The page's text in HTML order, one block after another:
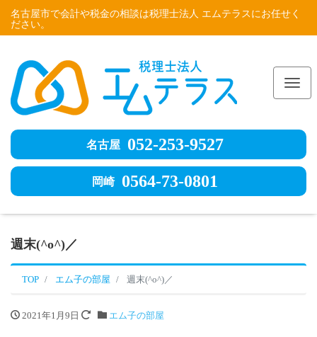
名古屋市で会計や税金の相談は税理士法人 エムテラスにお任せく
ださい。
名古屋 052-253-9527
岡崎 0564-73-0801
週末(^o^)／
TOP エム子の部屋 週末(^o^)／
2021年1月9日 エム子の部屋